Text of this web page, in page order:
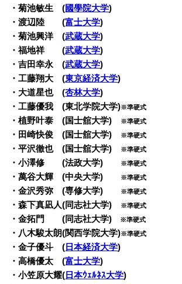
・菊池敏生 (國學院大学)
・渡辺陸 (富士大学)
・菊池興洋 (武蔵大学)
・福地祥 (武蔵大学)
・吉田幸永 (武蔵大学)
・工藤翔大 (東京経済大学)
・大道星也 (杏林大学)
・工藤優我 (東北学院大学)※準硬式
・植野叶泰 (国士舘大学) ※準硬式
・田崎快俊 (国士舘大学) ※準硬式
・平沢徹也 (国士舘大学) ※準硬式
・小澤修 (法政大学) ※準硬式
・萬谷大輝 (中央大学) ※準硬式
・金沢秀弥 (専修大学) ※準硬式
・森下真凪人(同志社大学) ※準硬式
・金拓門 (同志社大学) ※準硬式
・八木駿太朗(関西学院大学)※準硬式
・金子優斗 ( 日本経済大学)
・高橋優太 (富士大学)
・小笠原大耀( 日本ｳｪﾙﾈｽ大学)